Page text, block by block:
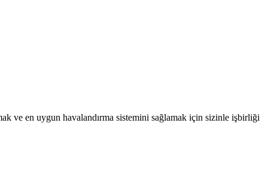
ve en uygun havalandırma sistemini sağlamak için sizinle işbirliği